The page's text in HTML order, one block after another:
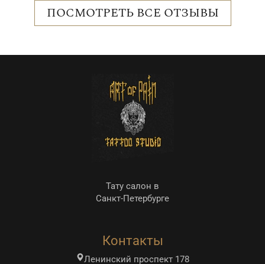
ПОСМОТРЕТЬ ВСЕ ОТЗЫВЫ
Тату салон в
Санкт-Петербурге
Контакты
Ленинский проспект 178